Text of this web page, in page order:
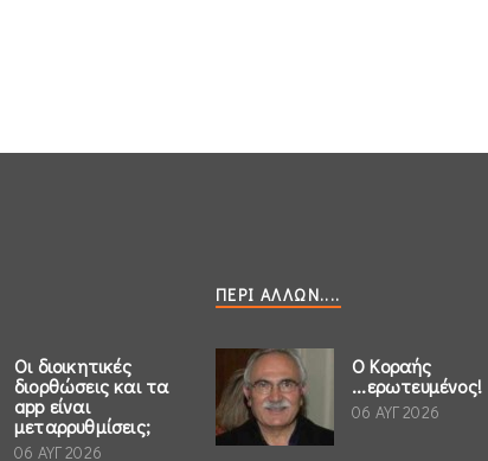
Οι διοικητικές
διορθώσεις και τα
app είναι
μεταρρυθμίσεις;
06 ΑΥΓ 2026
ΠΕΡΊ ΆΛΛΩΝ....
Ο Κοραής
...ερωτευμένος!
06 ΑΥΓ 2026